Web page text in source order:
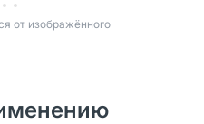
от изображённого